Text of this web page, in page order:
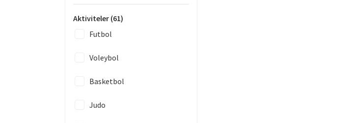
Aktiviteler (61)
Futbol
Voleybol
Basketbol
Judo